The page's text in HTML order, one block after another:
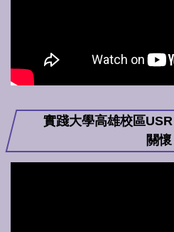
實踐大學高雄校區
關懷